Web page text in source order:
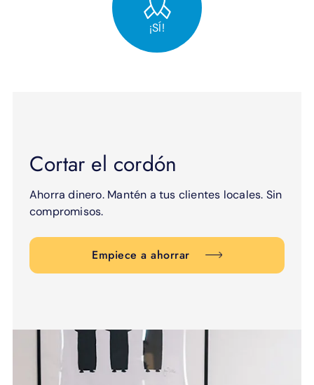
¡SÍ!
Cortar el cordón
Ahorra dinero. Mantén a tus clientes locales. Sin
compromisos.
Empiece a ahorrar